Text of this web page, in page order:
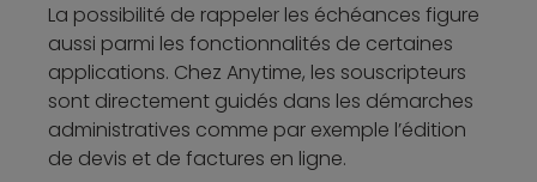
La possibilité de rappeler les échéances figure
aussi parmi les fonctionnalités de certaines
applications. Chez Anytime, les souscripteurs
sont directement guidés dans les démarches
administratives comme par exemple l’édition
de devis et de factures en ligne.